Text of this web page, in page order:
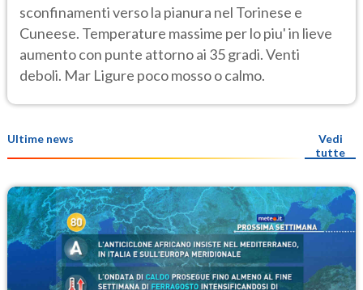
sconfinamenti verso la pianura nel Torinese e
Cuneese. Temperature massime per lo piu' in lieve
aumento con punte attorno ai 35 gradi. Venti
deboli. Mar Ligure poco mosso o calmo.
Ultime news
Vedi
tutte